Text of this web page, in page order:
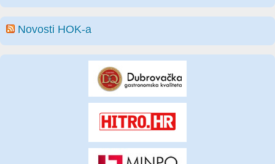
Novosti HOK-a